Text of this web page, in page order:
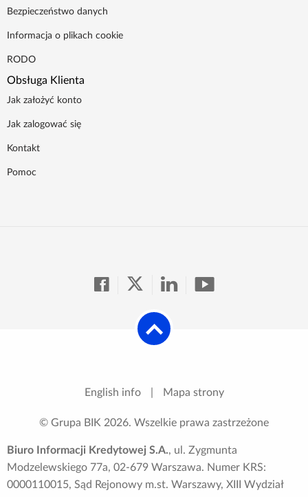
Bezpieczeństwo danych
Informacja o plikach cookie
RODO
Obsługa Klienta
Jak założyć konto
Jak zalogować się
Kontakt
Pomoc
English info Mapa strony
© Grupa BIK 2026. Wszelkie prawa zastrzeżone
Biuro Informacji Kredytowej S.A., ul. Zygmunta
Modzelewskiego 77a, 02-679 Warszawa. Numer KRS:
0000110015, Sąd Rejonowy m.st. Warszawy, XIII Wydział